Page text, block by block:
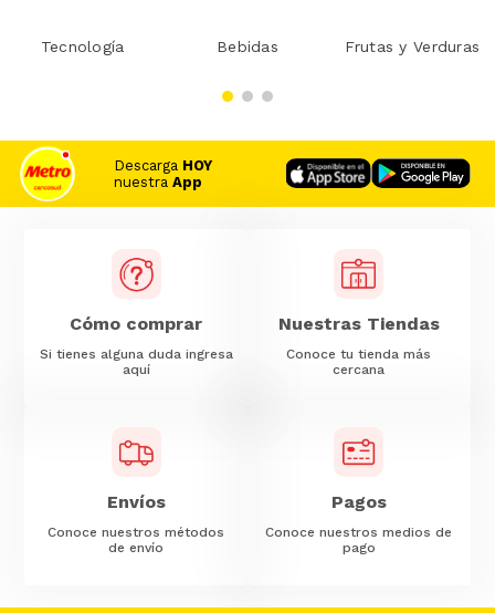
Tecnología Bebidas Frutas y Verduras
Descarga HOY
nuestra App
Cómo comprar
Si tienes alguna duda ingresa
aquí
Nuestras Tiendas
Conoce tu tienda más
cercana
Envíos
Conoce nuestros métodos
de envío
Pagos
Conoce nuestros medios de
pago